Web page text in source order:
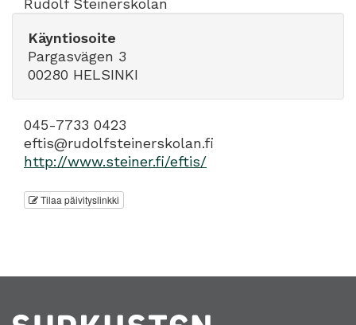
Rudolf Steinerskolan
Käyntiosoite
Pargasvägen 3
00280 HELSINKI
045-7733 0423
eftis@rudolfsteinerskolan.fi
http://www.steiner.fi/eftis/
Tilaa päivityslinkki